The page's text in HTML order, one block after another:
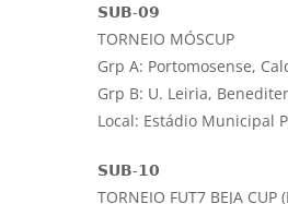
𝗦𝗨𝗕-𝟬𝟵
TORNEIO MÓSCUP
Grp A: Portomosense,
Grp B: U. Leiria,
Local: Estádio Municipal
𝗦𝗨𝗕-𝟭𝟬
TORNEIO FUT7 BEJA CUP